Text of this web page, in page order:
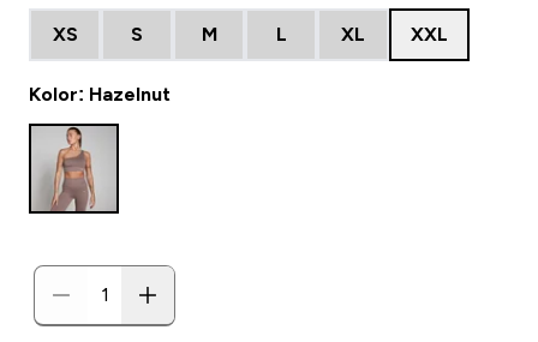
XS S M L XL XXL
Kolor: Hazelnut